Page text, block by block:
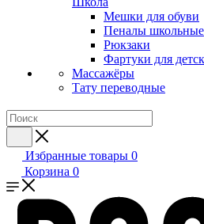
Мешки для обуви
Пеналы школьные
Рюкзаки
Фартуки для
Массажёры
Тату переводные
Избранные товары 0
Корзина 0